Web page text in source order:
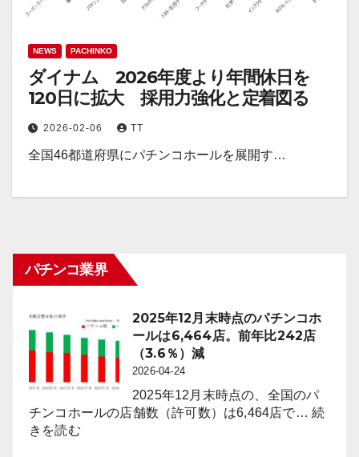
NEWS PACHINKO
ダイナム 2026年度より年間休日を
120日に拡大 採用力強化と定着図る
2026-02-06 TT
全国46都道府県にパチンコホールを展開す…
パチンコ業界
2025年12月末時点のパチンコホ
ールは6,464店。前年比242店
（3.6％）減
2026-04-24
2025年12月末時点の、全国のパ
チンコホールの店舗数（許可数）は6,464店で… 続
きを読む: